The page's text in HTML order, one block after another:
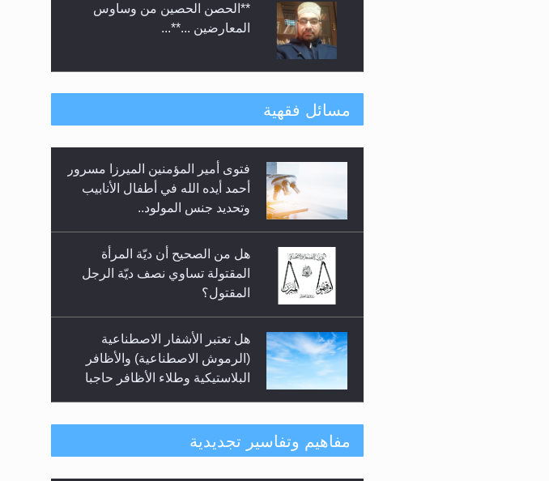
**الحصن الحصين من وساوس
المعارضين ...**...
متطلَّبات التّحريك الجديد...
رأيٌ في لغة المسيح الموعود عليه
السلام.. 4...
مسائل فقهية
فتوى أمير المؤمنين الميرزا مسرور
أحمد أيده الله في أطفال الأنابيب
وتحديد جنس المولود..
هل من الصحيح أن ديّة المرأة
المقتولة تساوي نصف ديّة الرجل
المقتول؟
هل تعتبر الأشفار الاصطناعية
(الرموش الاصطناعية) والأظافر
البلاستيكية وطلاء الأظافر حاجبا
هل يُحسب حول الزكاة وفق السنة
الميلادية أو الهجرية؟
مفاهيم وتفاسير تجديدية